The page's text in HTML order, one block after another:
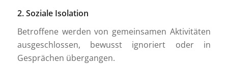
2. Soziale Isolation
Betroffene werden von gemeinsamen Aktivitäten
ausgeschlossen, bewusst ignoriert oder in
Gesprächen übergangen.